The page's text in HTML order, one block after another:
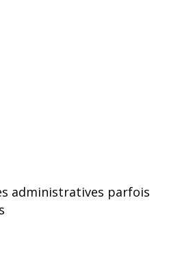
administratives parfois